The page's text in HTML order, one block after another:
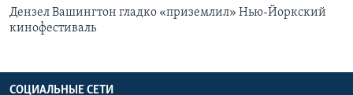
Дензел Вашингтон гладко «приземлил» Нью-Йоркский
кинофестиваль
СОЦИАЛЬНЫЕ СЕТИ